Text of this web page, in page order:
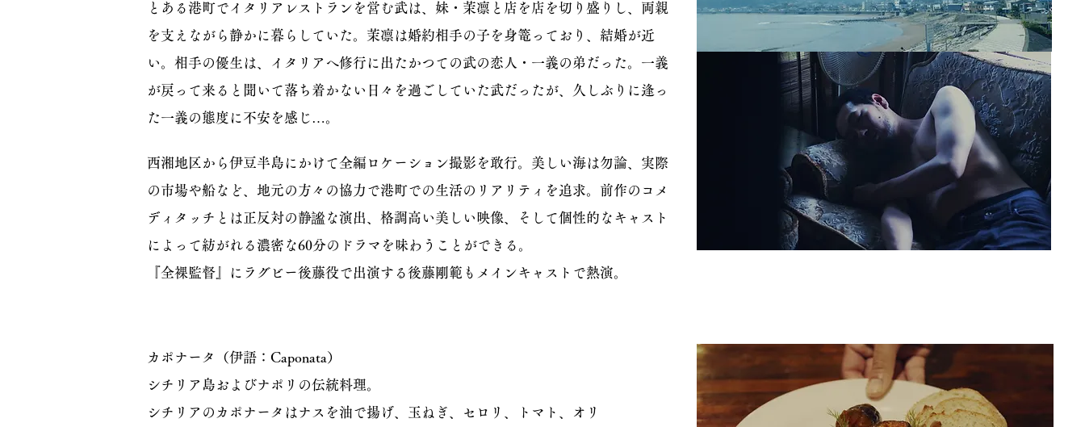
とある港町でイタリアレストランを営む武は、妹・茉凛と店を店を切り盛りし、両親
を支えながら静かに暮らしていた。茉凛は婚約相手の子を身篭っており、結婚が近
い。相手の優生は、イタリアへ修行に出たかつての武の恋人・一義の弟だった。一義
が戻って来ると聞いて落ち着かない日々を過ごしていた武だったが、久しぶりに逢っ
た一義の態度に不安を感じ…。
西湘地区から伊豆半島にかけて全編ロケーション撮影を敢行。美しい海は勿論、実際
の市場や船など、地元の方々の協力で港町での生活のリアリティを追求。前作のコメ
ディタッチとは正反対の静謐な演出、格調高い美しい映像、そして個性的なキャスト
によって紡がれる濃密な60分のドラマを味わうことができる。
『全裸監督』にラグビー後藤役で出演する後藤剛範もメインキャストで熱演。
カポナータ（伊語：Caponata）
シチリア島およびナポリの伝統料理。
シチリアのカポナータはナスを油で揚げ、玉ねぎ、セロリ、トマト、オリ